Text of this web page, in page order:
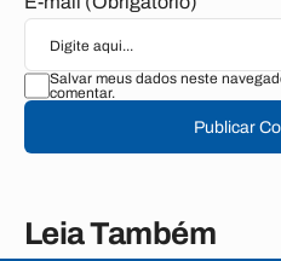
Salvar meus dados neste
comentar.
Publicar
Leia Também